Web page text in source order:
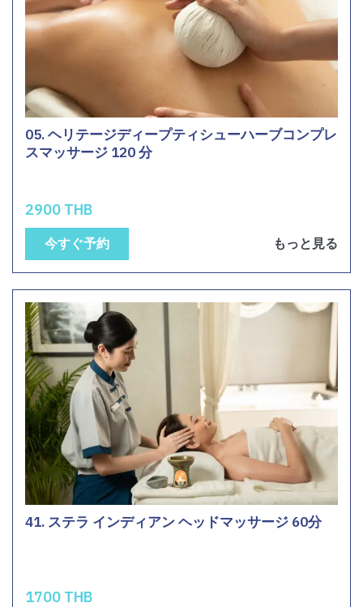
05. ヘリテージディープティシューハーブコンプレ
スマッサージ 120 分
2900 THB
今すぐ予約 もっと見る
41. ステラ インディアン ヘッドマッサージ 60分
1700 THB